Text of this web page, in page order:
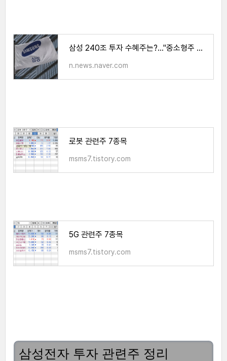
삼성 240조 투자 수혜주는?…"중소형주 8개 주목"
n.news.naver.com
로봇 관련주 7종목
msms7.tistory.com
5G 관련주 7종목
msms7.tistory.com
삼성전자 투자 관련주 정리